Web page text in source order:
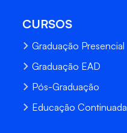
CURSOS
Graduação Presencial
Graduação EAD
Pós-Graduação
Educação Continuada